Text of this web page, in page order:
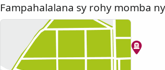
Fampahalalana sy rohy momba